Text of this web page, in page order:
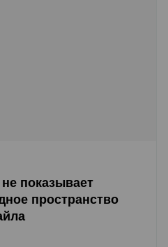
показывает
пространство